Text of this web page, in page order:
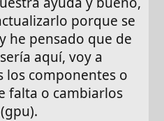
porque se
he pensado que de
aquí, voy a
los componentes o
falta o cambiarlos